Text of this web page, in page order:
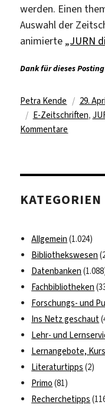
werden. Einen
Auswahl der
animierte „JURN
Dank für dieses
Autor
Petra Kende
am
29.
Schlagwörter
E-Zeitschriften,
Kommentare
2300
KATEGORIEN
Allgemein (1.024)
Bibliothekswesen
Datenbanken
Fachbibliotheken
Forschungs- und
Ins Netz geschaut
Lehr- und
Lernangebote,
Literaturtipps (2)
Primo (81)
Recherchetipps